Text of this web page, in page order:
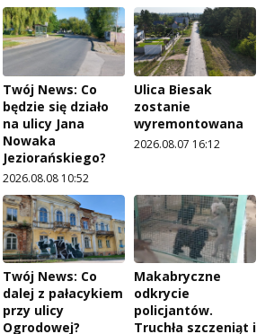
Twój News: Co
będzie się działo
na ulicy Jana
Nowaka
Jeziorańskiego?
2026.08.08 10:52
Ulica Biesak
zostanie
wyremontowana
2026.08.07 16:12
Twój News: Co
dalej z pałacykiem
przy ulicy
Ogrodowej?
Makabryczne
odkrycie
policjantów.
Truchła szczeniąt i